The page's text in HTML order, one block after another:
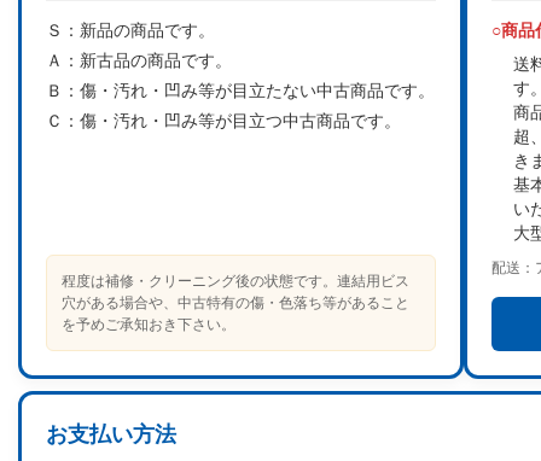
Ｓ： 新品の商品です。
Ａ： 新古品の商品です。
Ｂ： 傷・汚れ・凹み等が目立たない中古商品です。
Ｃ： 傷・汚れ・凹み等が目立つ中古商品です。
程度は補修・クリーニング後の状態です。連結用ビス
穴がある場合や、中古特有の傷・色落ち等があること
を予めご承知おき下さい。
○商品
送
す
商
超
き
基
い
大
配送：
お支払い方法